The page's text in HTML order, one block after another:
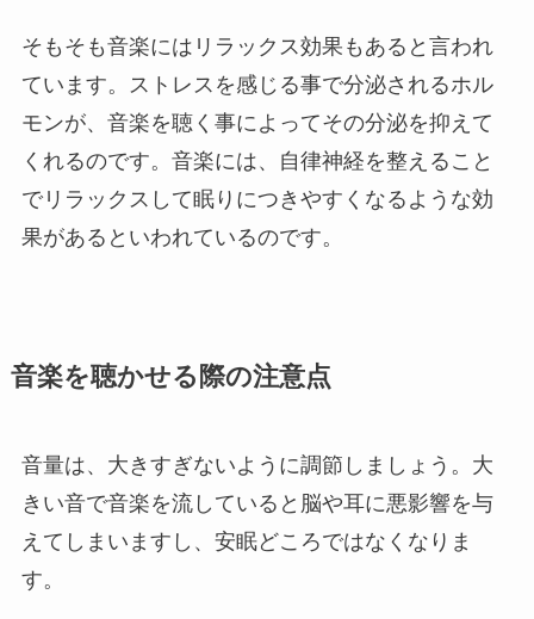
そもそも音楽にはリラックス効果もあると言われ
ています。ストレスを感じる事で分泌されるホル
モンが、音楽を聴く事によってその分泌を抑えて
くれるのです。音楽には、自律神経を整えること
でリラックスして眠りにつきやすくなるような効
果があるといわれているのです。
音楽を聴かせる際の注意点
音量は、大きすぎないように調節しましょう。大
きい音で音楽を流していると脳や耳に悪影響を与
えてしまいますし、安眠どころではなくなりま
す。